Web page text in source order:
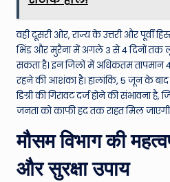
वहीं दूसरी ओर, राज्य के उत्तरी और पूर्वी
भिंड और मुरैना में अगले 3 से 4 दिनों तक
सकता है। इन जिलों में अधिकतम
रहने की आशंका है। हालांकि, 5 जून के बाद
डिग्री की गिरावट दर्ज होने की संभावना
जनता को काफी हद तक राहत मिल
मौसम विभाग की
और सुरक्षा उपाय